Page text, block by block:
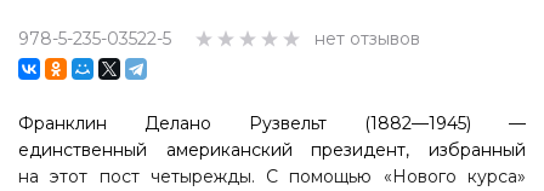
978-5-235-03522-5 нет отзывов
Франклин Делано Рузвельт (1882—1945) —
единственный американ­ский президент, избранный
на этот пост четырежды. С помощью «Ново­го курса»